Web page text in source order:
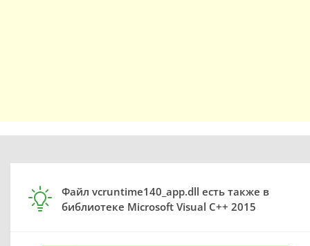
Файл vcruntime140_app.dll есть также в
библиотеке Microsoft Visual C++ 2015